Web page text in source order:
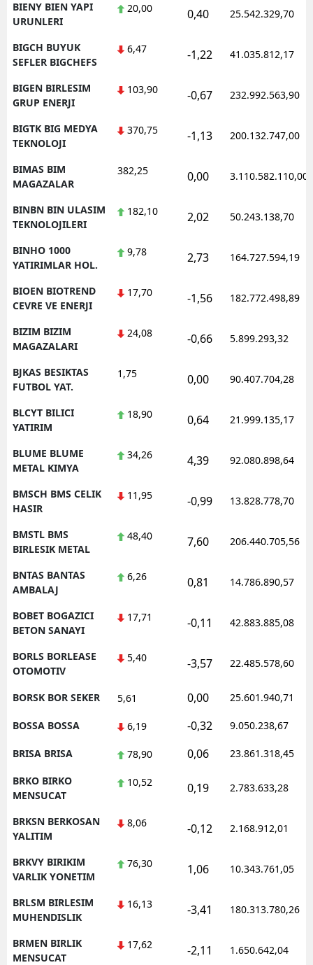
BIENY BIEN YAPI
URUNLERI
20,00 0,40 25.542.329,70
BIGCH BUYUK
SEFLER BIGCHEFS
6,47 -1,22 41.035.812,17
BIGEN BIRLESIM
GRUP ENERJI
103,90 -0,67 232.992.563,90
BIGTK BIG MEDYA
TEKNOLOJI
370,75 -1,13 200.132.747,00
BIMAS BIM
MAGAZALAR
382,25 0,00 3.110.582.110,00
BINBN BIN ULASIM
TEKNOLOJILERI
182,10 2,02 50.243.138,70
BINHO 1000
YATIRIMLAR HOL.
9,78 2,73 164.727.594,19
BIOEN BIOTREND
CEVRE VE ENERJI
17,70 -1,56 182.772.498,89
BIZIM BIZIM
MAGAZALARI
24,08 -0,66 5.899.293,32
BJKAS BESIKTAS
FUTBOL YAT.
1,75 0,00 90.407.704,28
BLCYT BILICI
YATIRIM
18,90 0,64 21.999.135,17
BLUME BLUME
METAL KIMYA
34,26 4,39 92.080.898,64
BMSCH BMS CELIK
HASIR
11,95 -0,99 13.828.778,70
BMSTL BMS
BIRLESIK METAL
48,40 7,60 206.440.705,56
BNTAS BANTAS
AMBALAJ
6,26 0,81 14.786.890,57
BOBET BOGAZICI
BETON SANAYI
17,71 -0,11 42.883.885,08
BORLS BORLEASE
OTOMOTIV
5,40 -3,57 22.485.578,60
BORSK BOR SEKER 5,61 0,00 25.601.940,71
BOSSA BOSSA 6,19 -0,32 9.050.238,67
BRISA BRISA 78,90 0,06 23.861.318,45
BRKO BIRKO
MENSUCAT
10,52 0,19 2.783.633,28
BRKSN BERKOSAN
YALITIM
8,06 -0,12 2.168.912,01
BRKVY BIRIKIM
VARLIK YONETIM
76,30 1,06 10.343.761,05
BRLSM BIRLESIM
MUHENDISLIK
16,13 -3,41 180.313.780,26
BRMEN BIRLIK
MENSUCAT
17,62 -2,11 1.650.642,04